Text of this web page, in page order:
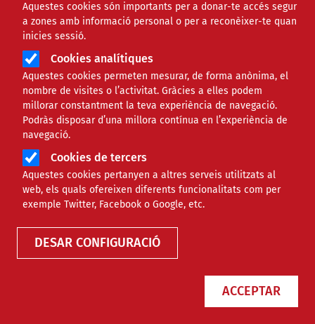
Aquestes cookies són importants per a donar-te accés segur
a zones amb informació personal o per a reconèixer-te quan
inicies sessió.
Cookies analítiques
Aquestes cookies permeten mesurar, de forma anònima, el
nombre de visites o l’activitat. Gràcies a elles podem
millorar constantment la teva experiència de navegació.
Podràs disposar d’una millora contínua en l’experiència de
navegació.
Cookies de tercers
Aquestes cookies pertanyen a altres serveis utilitzats al
web, els quals ofereixen diferents funcionalitats com per
exemple Twitter, Facebook o Google, etc.
DESAR CONFIGURACIÓ
ACCEPTAR
Els voluntaris i voluntàries que
intervenen en els moments més
complicats